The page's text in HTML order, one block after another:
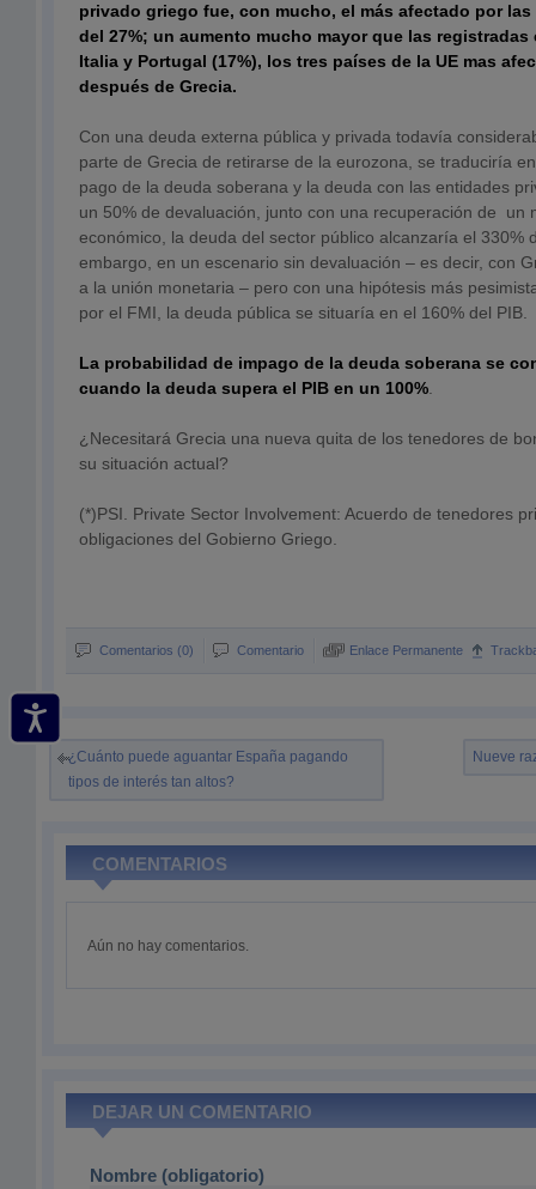
privado griego fue, con mucho, el más afectado por
del 27%; un aumento mucho mayor que las registradas
Italia y Portugal (17%), los tres países de la UE mas
después de Grecia.
Con una deuda externa pública y privada todavía
parte de Grecia de retirarse de la eurozona, se traduciría
pago de la deuda soberana y la deuda con las entidades
un 50% de devaluación, junto con una recuperación de un
económico, la deuda del sector público alcanzaría el 330%
embargo, en un escenario sin devaluación – es decir, con
a la unión monetaria – pero con una hipótesis más
por el FMI, la deuda pública se situaría en el 160% del PIB.
La probabilidad de impago de la deuda soberana se
cuando la deuda supera el PIB en un 100%
¿Necesitará Grecia una nueva quita de los tenedores de
su situación actual?
(*)PSI. Private Sector Involvement: Acuerdo de tenedores
obligaciones del Gobierno Griego.
Comentarios (0) Comentario Enlace Permanente
¿Cuánto puede aguantar España pagando
tipos de interés tan altos?
Nueve
COMENTARIOS
Aún no hay comentarios.
DEJAR UN COMENTARIO
Nombre (obligatorio)